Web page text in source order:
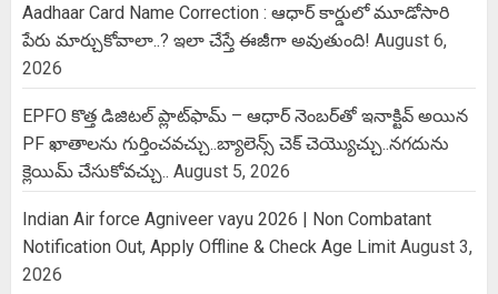
Aadhaar Card Name Correction : ఆధార్ కార్డులో మూడోసారి
పేరు మార్చుకోవాలా..? ఇలా చేస్తే ఈజీగా అవుతుంది! August 6,
2026
EPFO కొత్త డిజిటల్ ప్లాట్‌ఫామ్‌ – ఆధార్ నెంబర్‌తో ఇనాక్టివ్ అయిన
PF ఖాతాలను గుర్తించవచ్చు..బ్యాలెన్స్ చెక్ చెయ్యొచ్చు..నగదును
క్లెయిమ్ చేసుకోవచ్చు.. August 5, 2026
Indian Air force Agniveer vayu 2026 | Non Combatant
Notification Out, Apply Offline & Check Age Limit August 3,
2026